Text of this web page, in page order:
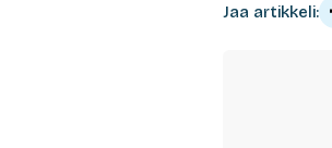
Jaa artikkeli: